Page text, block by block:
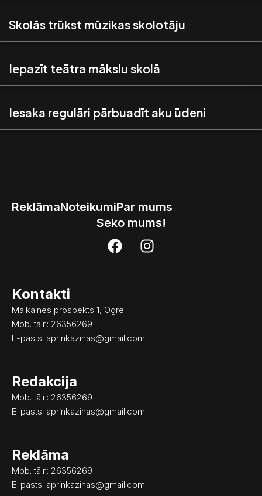
Skolās trūkst mūzikas skolotāju
Iepazīt teātra mākslu skolā
Iesaka regulāri pārbuadīt aku ūdeni
ReklāmaNoteikumiPar mums
Seko mums!
F
a
o
k
I
n
Kontakti
Mālkalnes prospekts 1, Ogre
Mob. tālr.: 26356269
E-pasts: aprinkazinas@gmail.com
Redakcija
Mob. tālr.: 26356269
E-pasts: aprinkazinas@gmail.com
Reklāma
Mob. tālr.: 26356269
E-pasts: aprinkazinas@gmail.com